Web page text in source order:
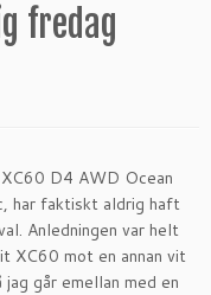
fredag
D4 AWD Ocean
har faktiskt aldrig haft
Anledningen var helt
mot en annan vit
går emellan med en